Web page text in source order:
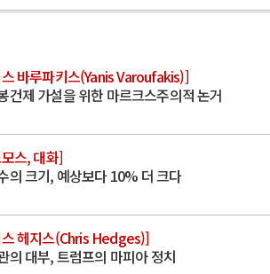
바루파키스(Yanis Varoufakis)]
건제 가설을 위한 마르크스주의적 논거
스, 대화]
의 크기, 예상보다 10% 더 크다
헤지스(Chris Hedges)]
의 대부, 트럼프의 마피아 정치